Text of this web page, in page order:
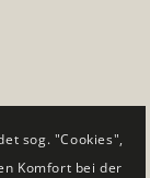
sog. "Cookies",
Komfort bei der